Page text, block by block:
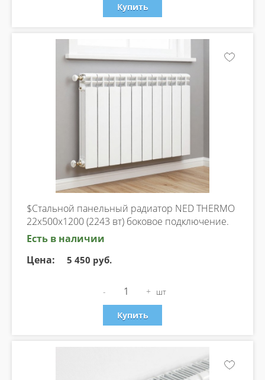
Купить
$Стальной панельный радиатор NED THERMO
22х500х1200 (2243 вт) боковое подключение.
Есть в наличии
Цена:
5 450 руб.
- + шт
Купить